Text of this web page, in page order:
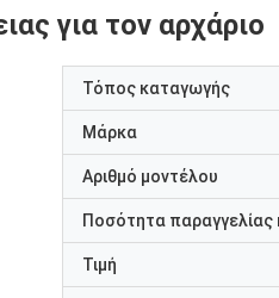
για τον αρχάριο
Τόπος καταγωγής
Μάρκα
Αριθμό μοντέλου
Ποσότητα παραγγελίας
Τιμή